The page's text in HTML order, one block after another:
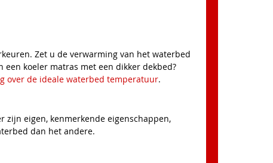
Zet u de verwarming van het waterbed
koeler matras met een dikker dekbed?
over de ideale waterbed temperatuur.
eigen, kenmerkende eigenschappen,
dan het andere.